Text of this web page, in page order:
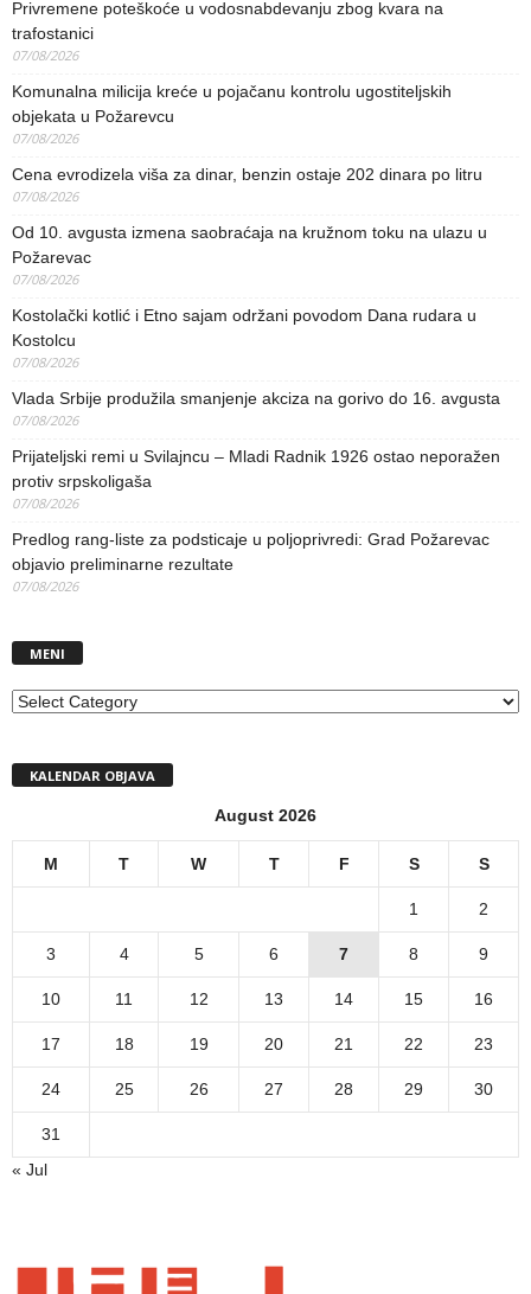
Privremene poteškoće u vodosnabdevanju zbog kvara na
trafostanici
07/08/2026
Komunalna milicija kreće u pojačanu kontrolu ugostiteljskih
objekata u Požarevcu
07/08/2026
Cena evrodizela viša za dinar, benzin ostaje 202 dinara po litru
07/08/2026
Od 10. avgusta izmena saobraćaja na kružnom toku na ulazu u
Požarevac
07/08/2026
Kostolački kotlić i Etno sajam održani povodom Dana rudara u
Kostolcu
07/08/2026
Vlada Srbije produžila smanjenje akciza na gorivo do 16. avgusta
07/08/2026
Prijateljski remi u Svilajncu – Mladi Radnik 1926 ostao neporažen
protiv srpskoligaša
07/08/2026
Predlog rang-liste za podsticaje u poljoprivredi: Grad Požarevac
objavio preliminarne rezultate
07/08/2026
MENI
MENI
KALENDAR OBJAVA
August 2026
M T W T F S S
1 2
3 4 5 6 7 8 9
10 11 12 13 14 15 16
17 18 19 20 21 22 23
24 25 26 27 28 29 30
31
« Jul